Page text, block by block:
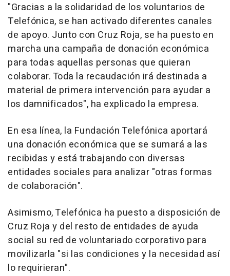
"Gracias a la solidaridad de los voluntarios de
Telefónica, se han activado diferentes canales
de apoyo. Junto con Cruz Roja, se ha puesto en
marcha una campaña de donación económica
para todas aquellas personas que quieran
colaborar. Toda la recaudación irá destinada a
material de primera intervención para ayudar a
los damnificados", ha explicado la empresa.
En esa línea, la Fundación Telefónica aportará
una donación económica que se sumará a las
recibidas y está trabajando con diversas
entidades sociales para analizar "otras formas
de colaboración".
Asimismo, Telefónica ha puesto a disposición de
Cruz Roja y del resto de entidades de ayuda
social su red de voluntariado corporativo para
movilizarla "si las condiciones y la necesidad así
lo requirieran".